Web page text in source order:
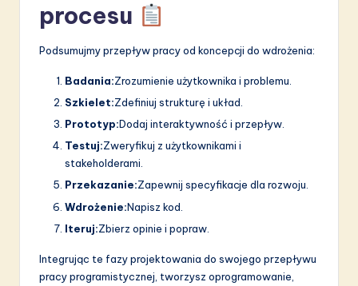
procesu
Podsumujmy przepływ pracy od koncepcji do wdrożenia:
Badania:Zrozumienie użytkownika i problemu.
Szkielet:Zdefiniuj strukturę i układ.
Prototyp:Dodaj interaktywność i przepływ.
Testuj:Zweryfikuj z użytkownikami i
stakeholderami.
Przekazanie:Zapewnij specyfikacje dla rozwoju.
Wdrożenie:Napisz kod.
Iteruj:Zbierz opinie i popraw.
Integrując te fazy projektowania do swojego przepływu
pracy programistycznej, tworzysz oprogramowanie,